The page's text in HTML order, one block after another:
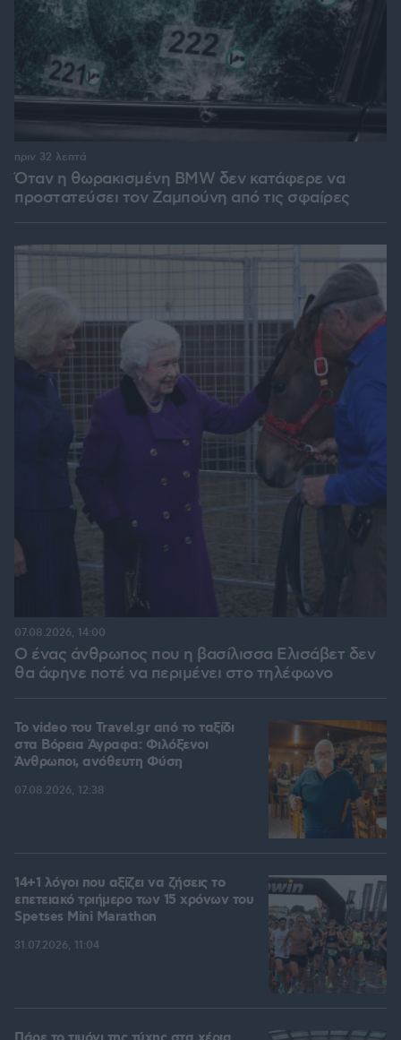
Όταν η θωρακισμένη BMW δεν κατάφερε να
προστατεύσει τον Ζαμπούνη από τις σφαίρες
πριν 32 λεπτά
Ο ένας άνθρωπος που η βασίλισσα Ελισάβετ δεν
θα άφηνε ποτέ να περιμένει στο τηλέφωνο
07.08.2026, 14:00
To video του Travel.gr από το ταξίδι
στα Βόρεια Άγραφα: Φιλόξενοι
Άνθρωποι, ανόθευτη Φύση
07.08.2026, 12:38
14+1 λόγοι που αξίζει να ζήσεις το
επετειακό τριήμερο των 15 χρόνων του
Spetses Mini Marathon
31.07.2026, 11:04